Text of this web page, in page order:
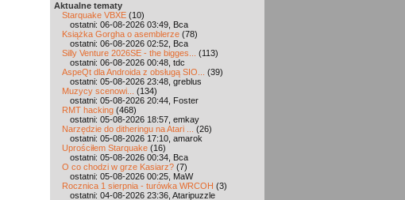
Aktualne tematy
Starquake VBXE (10)
ostatni: 06-08-2026 03:49, Bca
Książka Gorgha o asemblerze (78)
ostatni: 06-08-2026 02:52, Bca
Silly Venture 2026SE - the bigges...
(113)
ostatni: 06-08-2026 00:48, tdc
AspeQt dla Androida z obsługą SIO...
(39)
ostatni: 05-08-2026 23:48, greblus
Muzycy scenowi...
(134)
ostatni: 05-08-2026 20:44, Foster
RMT hacking (468)
ostatni: 05-08-2026 18:57, emkay
Narzędzie do ditheringu na Atari ...
(26)
ostatni: 05-08-2026 17:10, amarok
Uprościłem Starquake (16)
ostatni: 05-08-2026 00:34, Bca
O co chodzi w grze Kasiarz? (7)
ostatni: 05-08-2026 00:25, MaW
Rocznica 1 sierpnia - turówka WRCOH (3)
ostatni: 04-08-2026 23:36, Ataripuzzle